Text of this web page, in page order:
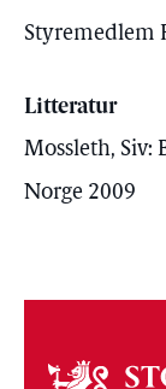
Styremedlem
Litteratur
Mossleth, Siv:
Norge 2009
Om